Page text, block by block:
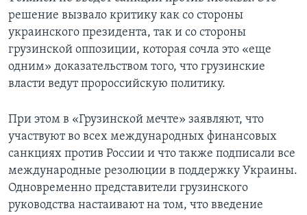
решение вызвало критику как со стороны
украинского президента, так и со стороны
грузинской оппозиции, которая сочла это «еще
одним» доказательством того, что грузинские
власти ведут пророссийскую политику.
При этом в «Грузинской мечте» заявляют, что
участвуют во всех международных финансовых
санкциях против России и что также подписали все
международные резолюции в поддержку Украины.
Одновременно представители грузинского
руководства настаивают на том, что введение